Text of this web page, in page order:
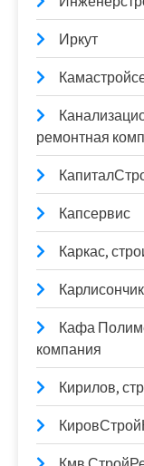
Иркут
ремонтная
Капсервис
Каркас,
Кафа
компания
Кирилов,